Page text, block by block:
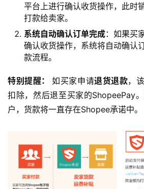
平台上进行确认收货操作，此时
打款给卖家。
系统自动确认订单完成：如果买
确认收货操作，系统将自动确认
款流程。
特别提醒： 如买家申请退货退款，
扣除，然后退至买家的ShopeePay
户，货款将一直存在Shopee承诺中。